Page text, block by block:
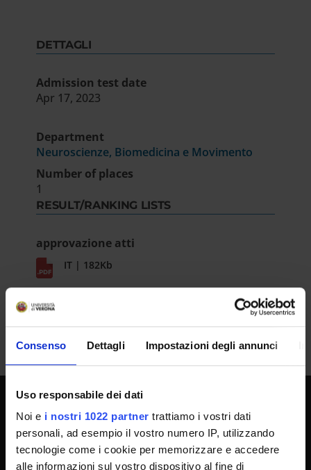
Consenso Dettagli Impostazioni degli annunci
Uso responsabile dei dati
Noi e i nostri 1022 partner trattiamo i vostri dati
personali, ad esempio il vostro numero IP, utilizzando
tecnologie come i cookie per memorizzare e accedere
alle informazioni sul vostro dispositivo al fine di
DETTAGLI
Admission test date
Apr 17, 2023
Department
Neuroscienze, Biomedicina e Movimento
Number of places
1
RESULT/RANKING LISTS
approvazione atti
IT | 182Kb
UNIVERSITY SERVICES